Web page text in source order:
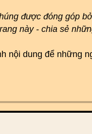
được đóng góp
này - chia sẻ
nội dung để những